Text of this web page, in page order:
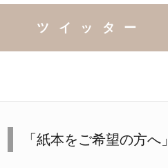
ツイッター
「紙本をご希望の方へ」